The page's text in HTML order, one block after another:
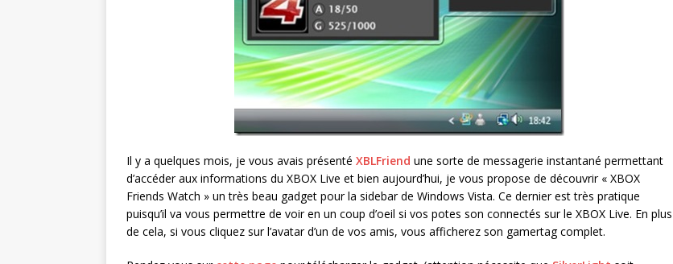
Il y a quelques mois, je vous avais présenté XBLFriend une sorte de messagerie instantané permettant
d’accéder aux informations du XBOX Live et bien aujourd’hui, je vous propose de découvrir « XBOX
Friends Watch » un très beau gadget pour la sidebar de Windows Vista. Ce dernier est très pratique
puisqu’il va vous permettre de voir en un coup d’oeil si vos potes son connectés sur le XBOX Live. En plus
de cela, si vous cliquez sur l’avatar d’un de vos amis, vous afficherez son gamertag complet.